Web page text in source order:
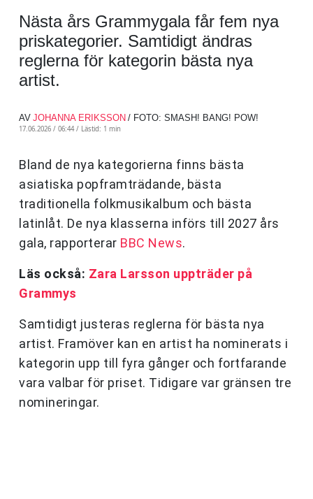
Nästa års Grammygala får fem nya
priskategorier. Samtidigt ändras
reglerna för kategorin bästa nya
artist.
AV JOHANNA ERIKSSON / FOTO: SMASH! BANG! POW!
17.06.2026 / 06:44 / Lästid: 1 min
Bland de nya kategorierna finns bästa
asiatiska popframträdande, bästa
traditionella folkmusikalbum och bästa
latinlåt. De nya klasserna införs till 2027 års
gala, rapporterar BBC News.
Läs också: Zara Larsson uppträder på
Grammys
Samtidigt justeras reglerna för bästa nya
artist. Framöver kan en artist ha nominerats i
kategorin upp till fyra gånger och fortfarande
vara valbar för priset. Tidigare var gränsen tre
nomineringar.